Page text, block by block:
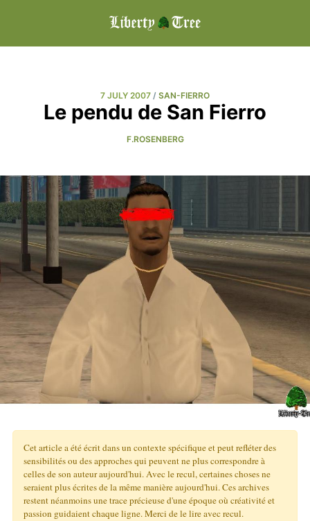
7 JULY 2007 / SAN-FIERRO
Le pendu de San Fierro
F.ROSENBERG
Cet article a été écrit dans un contexte spécifique et peut refléter des
sensibilités ou des approches qui peuvent ne plus correspondre à
celles de son auteur aujourd'hui. Avec le recul, certaines choses ne
seraient plus écrites de la même manière aujourd'hui. Ces archives
restent néanmoins une trace précieuse d'une époque où créativité et
passion guidaient chaque ligne. Merci de le lire avec recul.